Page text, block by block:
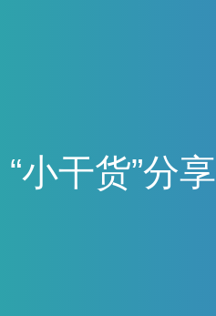
“小干货”分享